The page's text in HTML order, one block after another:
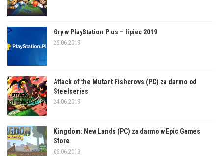
Gry w PlayStation Plus – lipiec 2019
26.06.2019
Attack of the Mutant Fishcrows (PC) za darmo od
Steelseries
24.06.2019
Kingdom: New Lands (PC) za darmo w Epic Games
Store
06.06.2019